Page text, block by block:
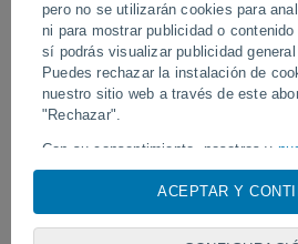
pero no se utilizarán cookies para
ni para mostrar publicidad o
sí podrás visualizar publicidad
Puedes rechazar la instalación de
nuestro sitio web a través de este
"Rechazar".
Con su consentimiento, nosotros y
cookies, identificadores únicos o
almacenar, acceder y procesar datos
visita en este sitio web, las
ACEPTAR Y
Un enorme diablo de polvo fue
Síguenos